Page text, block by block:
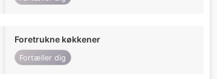
Foretrukne køkkener
Fortæller dig